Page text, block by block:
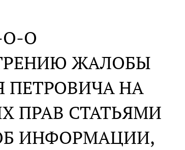
О-О
ЖАЛОБЫ
НА
ПРАВ СТАТЬЯМИ
ИНФОРМАЦИИ,